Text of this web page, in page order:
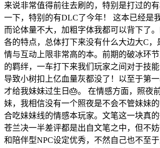
来说非常值得前往去刷的，特别是打过的
一下，特别的有DLC了今年！ 这本已经是
而论体量不大，加粗字体我都可以背下了
各的特点，总体打下来没有什么大边大C，
情与互动上限非常高的本。前期的破冰环
的羁绊，一车打下来我们玩家之间对于技能
导致小树扣上亿血量灰都没了！以至于第
才给我妹妹过生日🎂。 在情感方面，照夜
妹，我相信没有一个照夜是不会不管妹妹
合吃妹妹线的情感本玩家。文笔这一块真
苍兰决一半差评都是出自文笔之中，但不
和陪伴型NPC设定优秀，不然自己也不至